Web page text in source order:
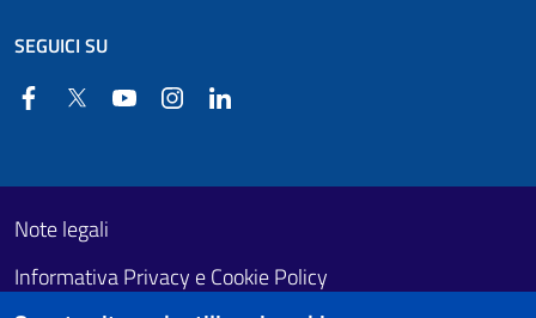
SEGUICI SU
FacebookTwitter YouTube Instagram
Footer First
Useful links section
Note legali
Informativa Privacy e Cookie Policy